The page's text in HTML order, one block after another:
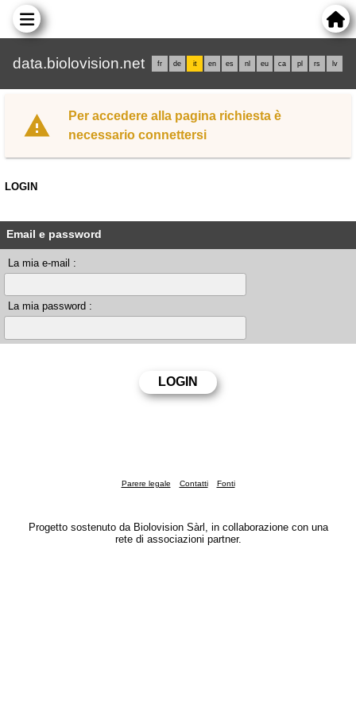
data.biolovision.net fr de it en es nl eu ca pl rs lv
Per accedere alla pagina richiesta è
necessario connettersi
LOGIN
Email e password
La mia e-mail :
La mia password :
Parere legale Contatti Fonti
Progetto sostenuto da Biolovision Sàrl, in collaborazione con una
rete di associazioni partner.